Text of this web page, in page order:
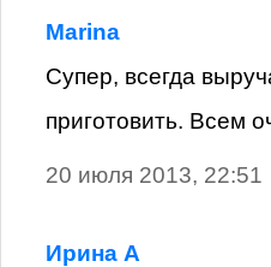
Marina
Супер, всегда
приготовить. Всем
20 июля 2013, 22:51
Ирина А